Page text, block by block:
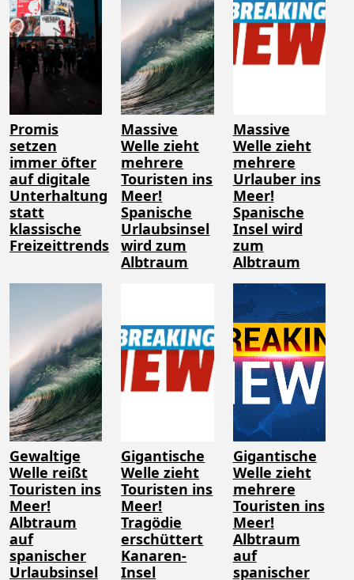
Promis
setzen
immer öfter
auf digitale
Unterhaltung
statt
klassische
Freizeittrends
Massive
Welle zieht
mehrere
Touristen ins
Meer!
Spanische
Urlaubsinsel
wird zum
Albtraum
Massive
Welle zieht
mehrere
Urlauber ins
Meer!
Spanische
Insel wird
zum
Albtraum
Gewaltige
Welle reißt
Touristen ins
Meer!
Albtraum
auf
spanischer
Urlaubsinsel
Gigantische
Welle zieht
Touristen ins
Meer!
Tragödie
erschüttert
Kanaren-
Insel
Gigantische
Welle zieht
mehrere
Touristen ins
Meer!
Albtraum
auf
spanischer